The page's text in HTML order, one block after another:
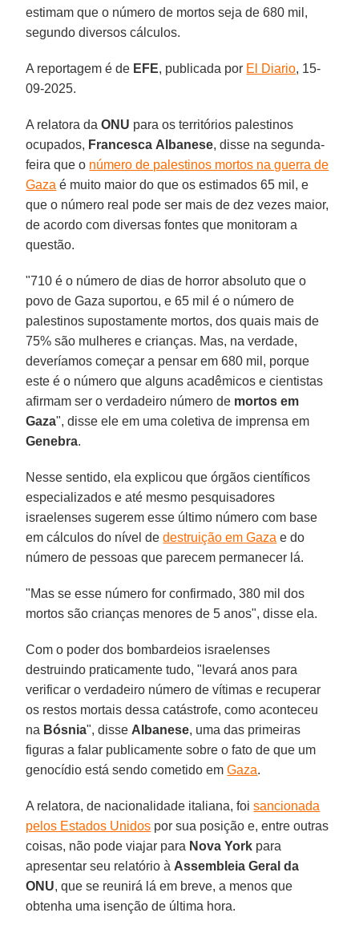
estimam que o número de mortos seja de 680 mil,
segundo diversos cálculos.
A reportagem é de EFE, publicada por El Diario, 15-
09-2025.
A relatora daONU para os territórios palestinos
ocupados, Francesca Albanese, disse na segunda-
feira que o número de palestinos mortos na guerra de
Gaza é muito maior do que os estimados 65 mil, e
que o número real pode ser mais de dez vezes maior,
de acordo com diversas fontes que monitoram a
questão.
"710 é o número de dias de horror absoluto que o
povo de Gaza suportou, e 65 mil é o número de
palestinos supostamente mortos, dos quais mais de
75% são mulheres e crianças. Mas, na verdade,
deveríamos começar a pensar em 680 mil, porque
este é o número que alguns acadêmicos e cientistas
afirmam ser o verdadeiro número de mortos em
Gaza", disse ele em uma coletiva de imprensa em
Genebra.
Nesse sentido, ela explicou que órgãos científicos
especializados e até mesmo pesquisadores
israelenses sugerem esse último número com base
em cálculos do nível dedestruição em Gaza e do
número de pessoas que parecem permanecer lá.
"Mas se esse número for confirmado, 380 mil dos
mortos são crianças menores de 5 anos", disse ela.
Com o poder dos bombardeios israelenses
destruindo praticamente tudo, "levará anos para
verificar o verdadeiro número de vítimas e recuperar
os restos mortais dessa catástrofe, como aconteceu
na Bósnia", disse Albanese, uma das primeiras
figuras a falar publicamente sobre o fato de que um
genocídio está sendo cometido emGaza.
A relatora, de nacionalidade italiana, foisancionada
pelos Estados Unidos por sua posição e, entre outras
coisas, não pode viajar para Nova York para
apresentar seu relatório à Assembleia Geral da
ONU, que se reunirá lá em breve, a menos que
obtenha uma isenção de última hora.